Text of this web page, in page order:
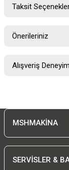
Taksit
Önerileriniz
yetersiz gördüğünüz
Ürün fiyatı diğer
Alışveriş
MSHMAKİNA
SERVİSLER &